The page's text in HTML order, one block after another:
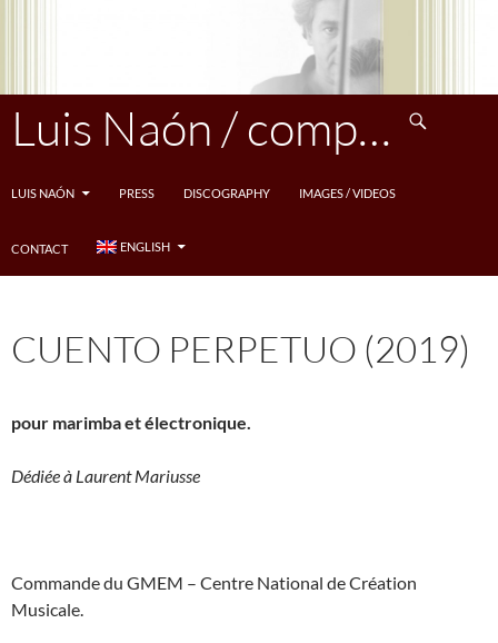
Luis Naón / compositeur
LUIS NAÓN PRESS DISCOGRAPHY IMAGES / VIDEOS
CONTACT ENGLISH
CUENTO PERPETUO (2019)
pour marimba et électronique.
Dédiée à Laurent Mariusse
Commande du GMEM – Centre National de Création
Musicale.